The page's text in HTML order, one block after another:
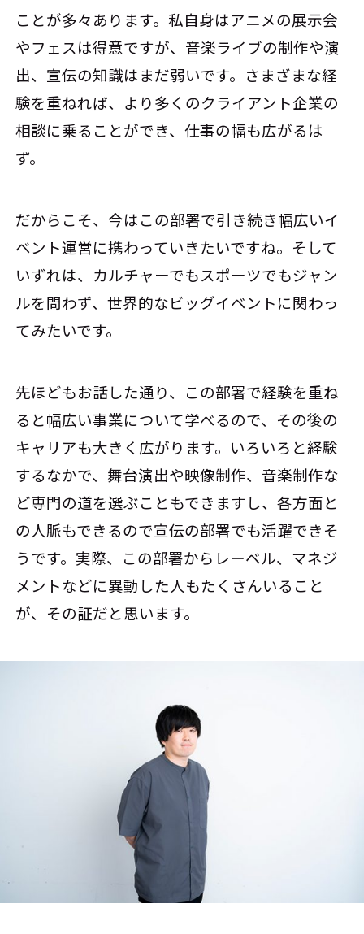
ことが多々あります。私自身はアニメの展示会
やフェスは得意ですが、音楽ライブの制作や演
出、宣伝の知識はまだ弱いです。さまざまな経
験を重ねれば、より多くのクライアント企業の
相談に乗ることができ、仕事の幅も広がるは
ず。
だからこそ、今はこの部署で引き続き幅広いイ
ベント運営に携わっていきたいですね。そして
いずれは、カルチャーでもスポーツでもジャン
ルを問わず、世界的なビッグイベントに関わっ
てみたいです。
先ほどもお話した通り、この部署で経験を重ね
ると幅広い事業について学べるので、その後の
キャリアも大きく広がります。いろいろと経験
するなかで、舞台演出や映像制作、音楽制作な
ど専門の道を選ぶこともできますし、各方面と
の人脈もできるので宣伝の部署でも活躍できそ
うです。実際、この部署からレーベル、マネジ
メントなどに異動した人もたくさんいること
が、その証だと思います。